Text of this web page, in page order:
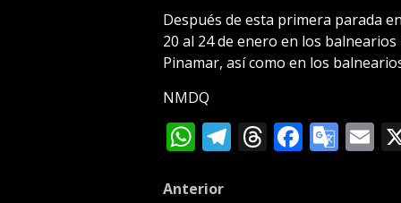
Después de esta primera parada
20 al 24 de enero en los
Pinamar, así como en los
NMDQ
WhatsApp
Telegram
Threads
Post
Anterior